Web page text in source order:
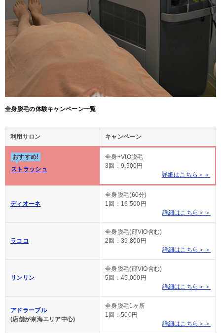
全身脱毛の体験キャンペーン一覧
利用サロン キャンペーン
おすすめ!
ストラッシュ
全身+VIO脱毛
3回：9,900円
詳細はこちら＞＞
ディオーネ
全身脱毛(60分)
1回：16,500円
詳細はこちら＞＞
ラココ
全身脱毛(顔VIO含む)
2回：39,800円
詳細はこちら＞＞
リンリン
全身脱毛(顔VIO含む)
5回：45,000円
詳細はこちら＞＞
アドラーブル
(店舗が東海エリア中心)
全身脱毛1ヶ所
1回：500円
詳細はこちら＞＞